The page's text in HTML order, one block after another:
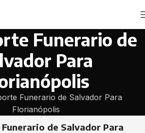
Funerario de
Para
Funerario de Salvador Para
Florianópolis
de Salvador Para